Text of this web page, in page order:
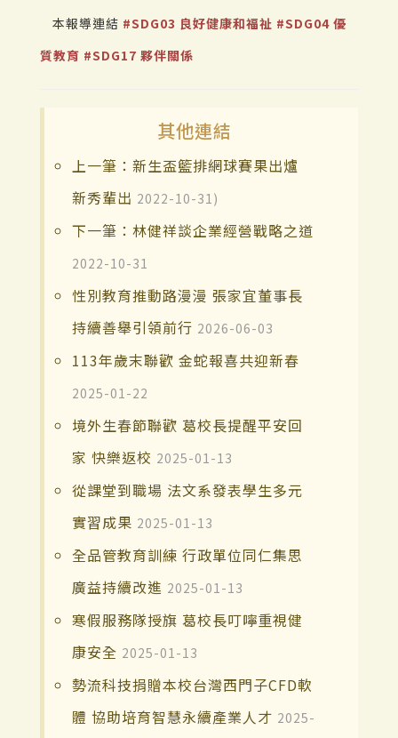
本報導連結 #SDG03 良好健康和福祉 #SDG04 優
質教育 #SDG17 夥伴關係
其他連結
上一筆：新生盃籃排網球賽果出爐
新秀輩出 2022-10-31)
下一筆：林健祥談企業經營戰略之道
2022-10-31
性別教育推動路漫漫 張家宜董事長
持續善舉引領前行 2026-06-03
113年歲末聯歡 金蛇報喜共迎新春
2025-01-22
境外生春節聯歡 葛校長提醒平安回
家 快樂返校 2025-01-13
從課堂到職場 法文系發表學生多元
實習成果 2025-01-13
全品管教育訓練 行政單位同仁集思
廣益持續改進 2025-01-13
寒假服務隊授旗 葛校長叮嚀重視健
康安全 2025-01-13
勢流科技捐贈本校台灣西門子CFD軟
體 協助培育智慧永續產業人才 2025-